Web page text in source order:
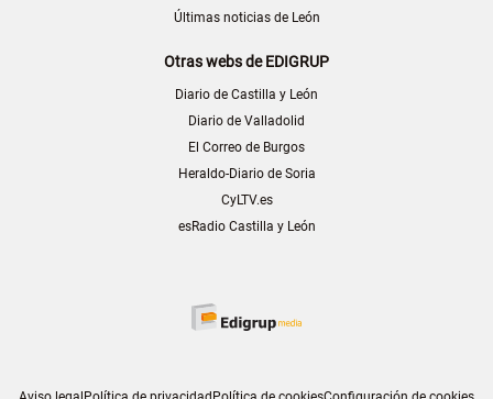
Últimas noticias de León
Otras webs de EDIGRUP
Diario de Castilla y León
Diario de Valladolid
El Correo de Burgos
Heraldo-Diario de Soria
CyLTV.es
esRadio Castilla y León